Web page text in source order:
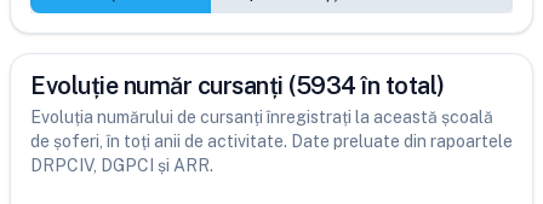
Evoluție număr cursanți (5934 în total)
Evoluția numărului de cursanți înregistrați la această școală
de șoferi, în toți anii de activitate. Date preluate din rapoartele
DRPCIV, DGPCI și ARR.